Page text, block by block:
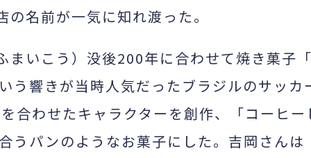
名前が一気に知れ渡った。
まいこう）没後200年に合わせて焼き菓子
う響きが当時人気だったブラジルのサッカ
合わせたキャラクターを創作、「コーヒー
うパンのようなお菓子にした。吉岡さんは